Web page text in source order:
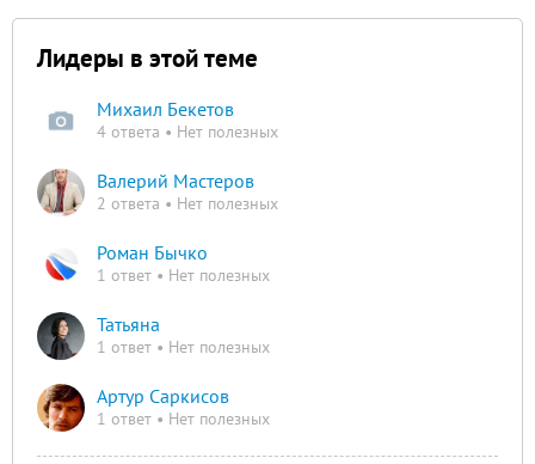
Лидеры в этой теме
Михаил Бекетов
4 ответа • Нет полезных
Валерий Мастеров
2 ответа • Нет полезных
Роман Бычко
1 ответ • Нет полезных
Татьяна
1 ответ • Нет полезных
Артур Саркисов
1 ответ • Нет полезных